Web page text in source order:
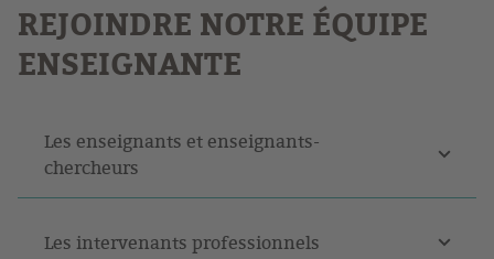
REJOINDRE NOTRE ÉQUIPE
ENSEIGNANTE
Les enseignants et enseignants-
chercheurs
Les intervenants professionnels